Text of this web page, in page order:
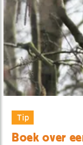
Tip
Boek over